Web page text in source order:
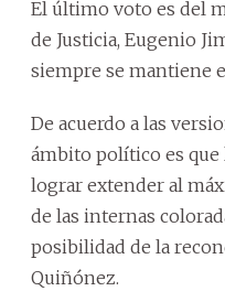
El último voto es del
de Justicia, Eugenio
siempre se mantiene
De acuerdo a las
ámbito político es que
lograr extender al
de las internas
posibilidad de la
Quiñónez.